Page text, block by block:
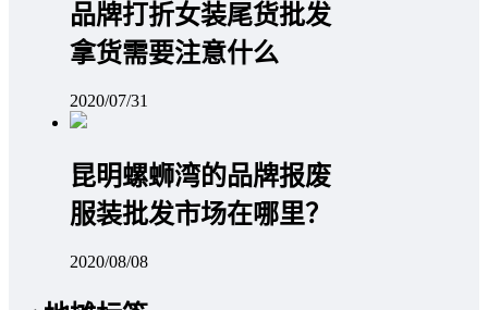
品牌打折女装尾货批发
拿货需要注意什么
2020/07/31
昆明螺蛳湾的品牌报废
服装批发市场在哪里？
2020/08/08